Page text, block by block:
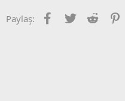
Paylaş: Facebook
Twitter Reddit